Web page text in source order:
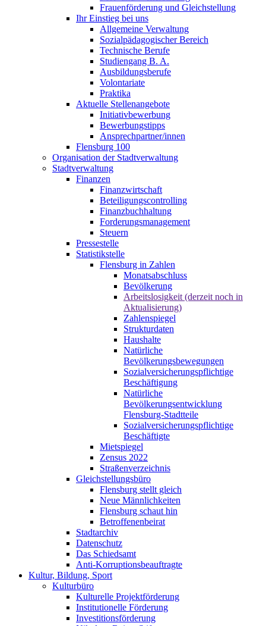
Frauenförderung und Gleichstellung
Ihr Einstieg bei uns
Allgemeine Verwaltung
Sozialpädagogischer Bereich
Technische Berufe
Studiengang B. A.
Ausbildungsberufe
Volontariate
Praktika
Aktuelle Stellenangebote
Initiativbewerbung
Bewerbungstipps
Ansprechpartner/innen
Flensburg 100
Organisation der Stadtverwaltung
Stadtverwaltung
Finanzen
Finanzwirtschaft
Beteiligungscontrolling
Finanzbuchhaltung
Forderungsmanagement
Steuern
Pressestelle
Statistikstelle
Flensburg in Zahlen
Monatsabschluss
Bevölkerung
Arbeitslosigkeit (derzeit noch in
Aktualisierung)
Zahlenspiegel
Strukturdaten
Haushalte
Natürliche
Bevölkerungsbewegungen
Sozialversicherungspflichtige
Beschäftigung
Natürliche
Bevölkerungsentwicklung
Flensburg-Stadtteile
Sozialversicherungspflichtige
Beschäftigte
Mietspiegel
Zensus 2022
Straßenverzeichnis
Gleichstellungsbüro
Flensburg stellt gleich
Neue Männlichkeiten
Flensburg schaut hin
Betroffenenbeirat
Stadtarchiv
Datenschutz
Das Schiedsamt
Anti-Korruptionsbeauftragte
Kultur, Bildung, Sport
Kulturbüro
Kulturelle Projektförderung
Institutionelle Förderung
Investitionsförderung